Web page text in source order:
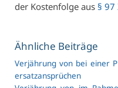
der Kos­ten­fol­ge aus § 97
Ähn­li­che Bei­trä­ge
Ver­jäh­rung von bei ei­ner
er­satz­an­sprü­chen